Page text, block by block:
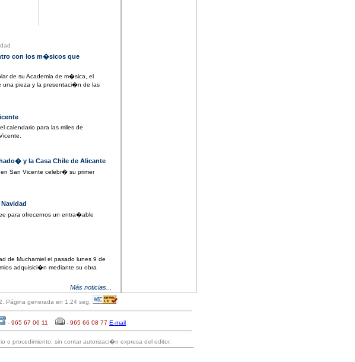
con los m�sicos que
de su Academia de m�sica, el
una pieza y la presentaci�n de las
calendario para las miles de
y la Casa Chile de Alicante
San Vicente celebr� su primer
para ofrecernos un entra�able
de Muchamiel el pasado lunes 9 de
adquisici�n mediante su obra
Más noticias...
Página generada en 1.24 seg.
- 965 67 06 11 - 965 66 08 77 E-mail
o procedimiento, sin contar autorizaci�n expresa del editor.